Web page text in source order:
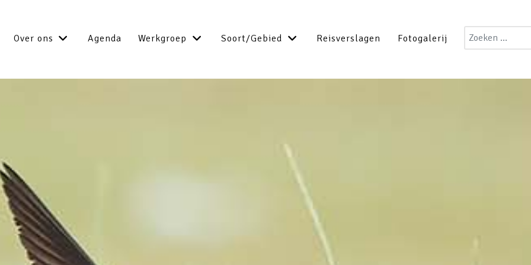
Over ons Agenda Werkgroep Soort/Gebied Reisverslagen Fotogalerij
Zoeken